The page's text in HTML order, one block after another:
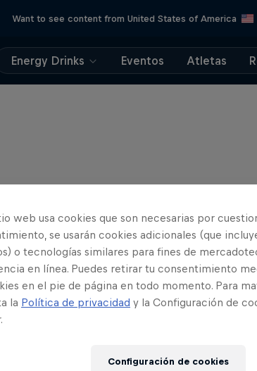
Want to see content from United States of America
Energy Drinks Eventos Atletas
web usa cookies que son necesarias por
se usarán cookies adicionales (que
o tecnologías similares para fines de
en línea. Puedes retirar tu consentimiento
en el pie de página en todo momento. Para
la Política de privacidad y la Configuración de
Configuración de cookies